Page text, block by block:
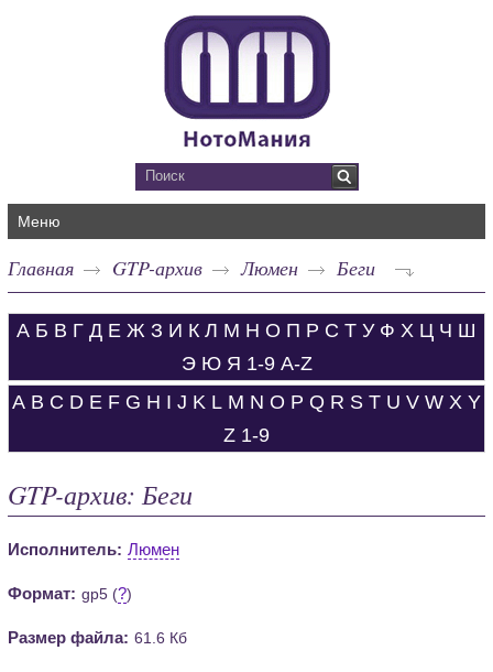
Меню
Главная GTP-архив Люмен Беги
А Б В Г Д Е Ж З И К Л М Н О П Р С Т У Ф Х Ц Ч Ш
Э Ю Я 1-9 A-Z
A B C D E F G H I J K L M N O P Q R S T U V W X Y
Z 1-9
GTP-архив: Беги
Исполнитель: Люмен
Формат: gp5 (?)
Размер файла: 61.6 Кб